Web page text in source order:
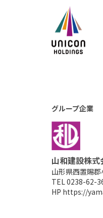
グループ企業
山和建設株式
山形県西置賜
TEL 0238-62-
HP https://